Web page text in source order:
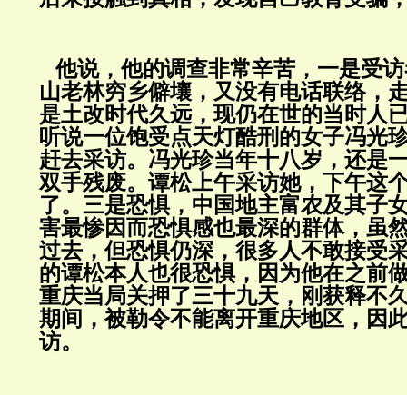
他说，他的调查非常辛苦，一是受
山老林穷乡僻壤，又没有电话联络，
是土改时代久远，现仍在世的当时人
听说一位饱受点天灯酷刑的女子冯光
赶去采访。冯光珍当年十八岁，还是
双手残废。谭松上午采访她，下午这
了。三是恐惧，中国地主富农及其子
害最惨因而恐惧感也最深的群体，虽
过去，但恐惧仍深，很多人不敢接受
的谭松本人也很恐惧，因为他在之前
重庆当局关押了三十九天，刚获释不
期间，被勒令不能离开重庆地区，因
访。